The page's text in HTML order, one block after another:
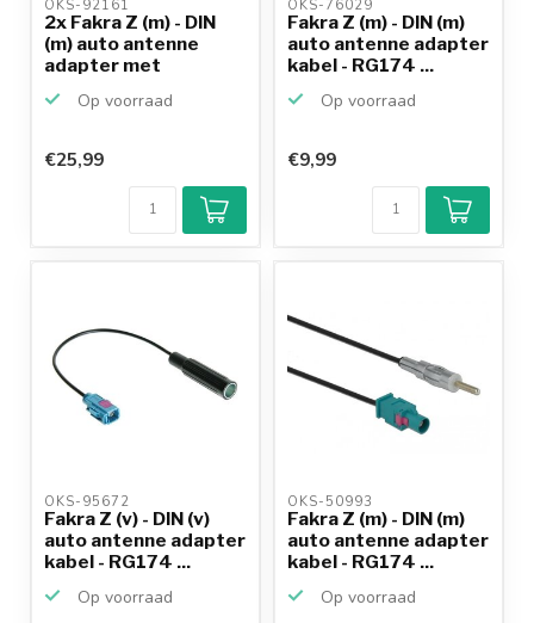
OKS-92161
2x Fakra Z (m) - DIN
(m) auto antenne
adapter met
Op voorraad
€25,99
OKS-76029
Fakra Z (m) - DIN (m)
auto antenne adapter
kabel - RG174 ...
Op voorraad
€9,99
OKS-95672
Fakra Z (v) - DIN (v)
auto antenne adapter
kabel - RG174 ...
Op voorraad
OKS-50993
Fakra Z (m) - DIN (m)
auto antenne adapter
kabel - RG174 ...
Op voorraad